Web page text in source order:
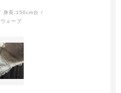
身長: 150cm台
ェーブ